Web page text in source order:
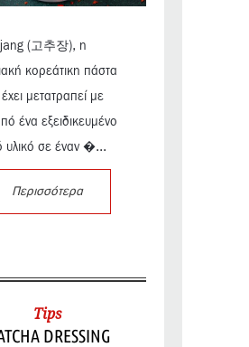
(고추장), η
κορεάτικη πάστα
μετατραπεί με
ένα εξειδικευμένο
υλικό σε έναν �...
Περισσότερα
Tips
DRESSING